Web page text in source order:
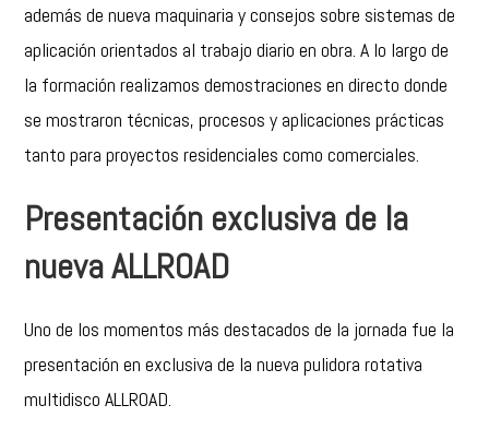
además de nueva maquinaria y consejos sobre sistemas de
aplicación orientados al trabajo diario en obra. A lo largo de
la formación realizamos demostraciones en directo donde
se mostraron técnicas, procesos y aplicaciones prácticas
tanto para proyectos residenciales como comerciales.
Presentación exclusiva de la
nueva ALLROAD
Uno de los momentos más destacados de la jornada fue la
presentación en exclusiva de la nueva pulidora rotativa
multidisco ALLROAD.